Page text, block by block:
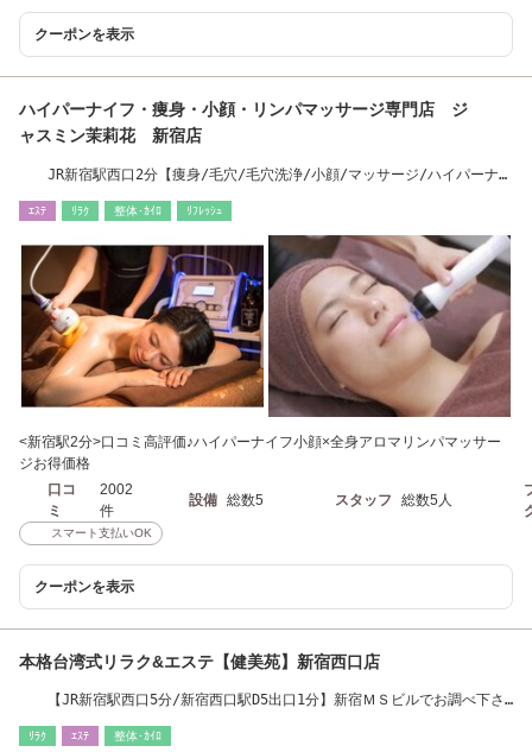
クーポンを表示
ハイパーナイフ・痩身・小顔・リンパマッサージ専門店 ジ
ャスミン茉莉花 新宿店
JR新宿駅西口2分【痩身/毛穴/毛穴洗浄/小顔/マッサージ/ハイパーナイ
ｴｽﾃ ﾘﾗｸ 整体･ｶｲﾛ ﾘﾌﾚｯｼｭ
<新宿駅2分>口コミ高評価♪ハイパーナイフ小顔×全身アロマリンパマッサー
ジお得価格
口コ
ミ
2002
件
設備 総数5 スタッフ 総数5人
スマート支払いOK
クーポンを表示
本格台湾式リラク&エステ【健美苑】新宿西口店
【JR新宿駅西口5分/新宿西口駅D5出口1分】新宿ＭＳビルでお調べ下さ
ﾘﾗｸ ｴｽﾃ 整体･ｶｲﾛ